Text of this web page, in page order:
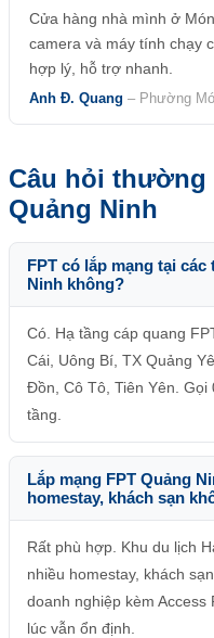
Cửa hàng nhà mình ở
camera và máy tính chạy
hợp lý, hỗ trợ nhanh.
Anh Đ. Quang – Phường
Câu hỏi thường
Quảng Ninh
FPT có lắp mạng tại
Ninh không?
Có. Hạ tầng cáp quang
Cái, Uông Bí, TX Quảng
Đồn, Cô Tô, Tiên Yên.
tầng.
Lắp mạng FPT Quảng
homestay, khách sạn
Rất phù hợp. Khu du lịch
nhiều homestay, khách
doanh nghiệp kèm Access
lúc vẫn ổn định.